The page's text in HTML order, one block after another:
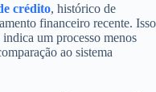
crédito, histórico de
financeiro recente. Isso
um processo menos
ao sistema